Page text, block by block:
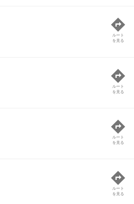
ルート
を見る
ルート
を見る
ルート
を見る
ルート
を見る